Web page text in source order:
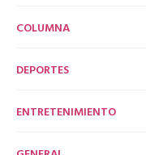
COLUMNA
DEPORTES
ENTRETENIMIENTO